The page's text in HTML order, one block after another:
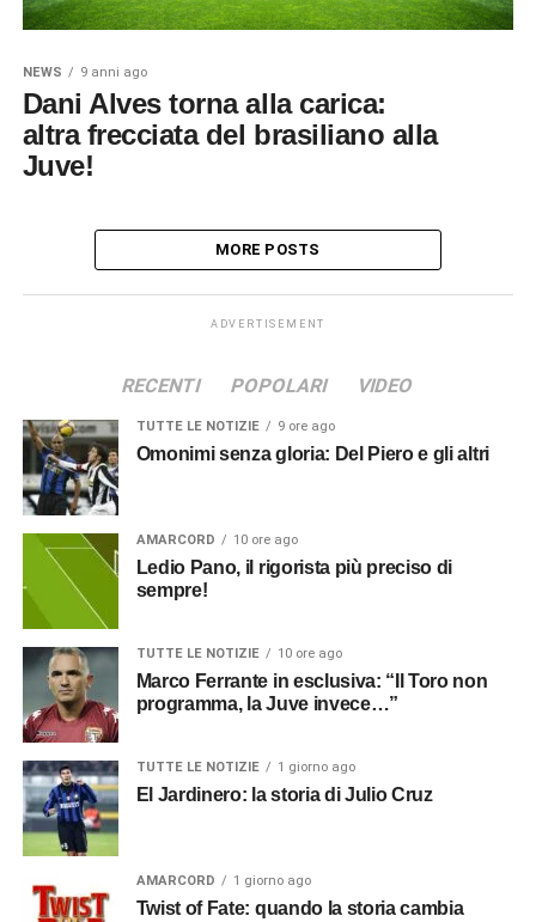
NEWS 9 anni ago
Dani Alves torna alla carica:
altra frecciata del brasiliano alla
Juve!
MORE POSTS
ADVERTISEMENT
RECENTI POPOLARI VIDEO
TUTTE LE NOTIZIE 9 ore ago
Omonimi senza gloria: Del Piero e gli altri
AMARCORD 10 ore ago
Ledio Pano, il rigorista più preciso di
sempre!
TUTTE LE NOTIZIE 10 ore ago
Marco Ferrante in esclusiva: “Il Toro non
programma, la Juve invece…”
TUTTE LE NOTIZIE 1 giorno ago
El Jardinero: la storia di Julio Cruz
AMARCORD 1 giorno ago
Twist of Fate: quando la storia cambia